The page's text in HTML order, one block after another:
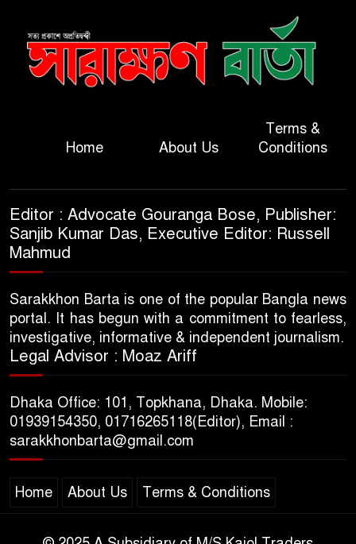
Home About Us
Terms &
Conditions
Editor : Advocate Gouranga Bose, Publisher:
Sanjib Kumar Das, Executive Editor: Russell
Mahmud
Sarakkhon Barta is one of the popular Bangla news
portal. It has begun with a commitment to fearless,
investigative, informative & independent journalism.
Legal Advisor : Moaz Ariff
Dhaka Office: 101, Topkhana, Dhaka. Mobile:
01939154350, 01716265118(Editor), Email :
sarakkhonbarta@gmail.com
Home About Us Terms & Conditions